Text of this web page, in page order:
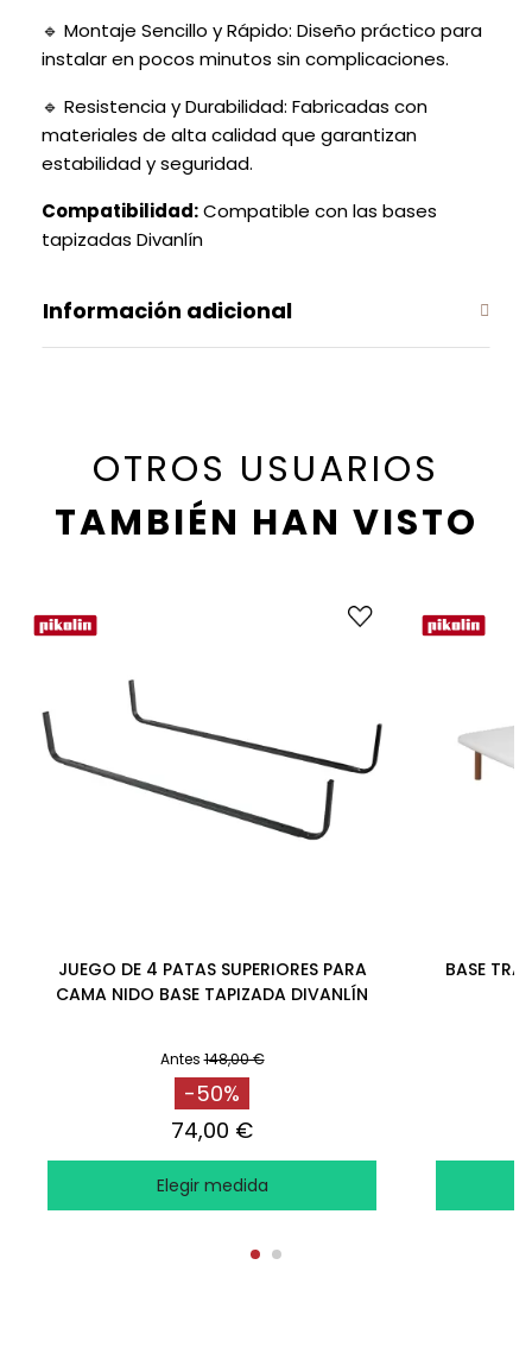
🔹 Montaje Sencillo y Rápido: Diseño práctico para
instalar en pocos minutos sin complicaciones.
🔹 Resistencia y Durabilidad: Fabricadas con
materiales de alta calidad que garantizan
estabilidad y seguridad.
Compatibilidad:Compatible con las bases
tapizadas Divanlín
Información adicional
OTROS USUARIOS
TAMBIÉN HAN VISTO
JUEGO DE 4 PATAS SUPERIORES PARA
CAMA NIDO BASE TAPIZADA DIVANLÍN
Antes 148,00 €
-50%
74,00 €
Elegir medida
BASE